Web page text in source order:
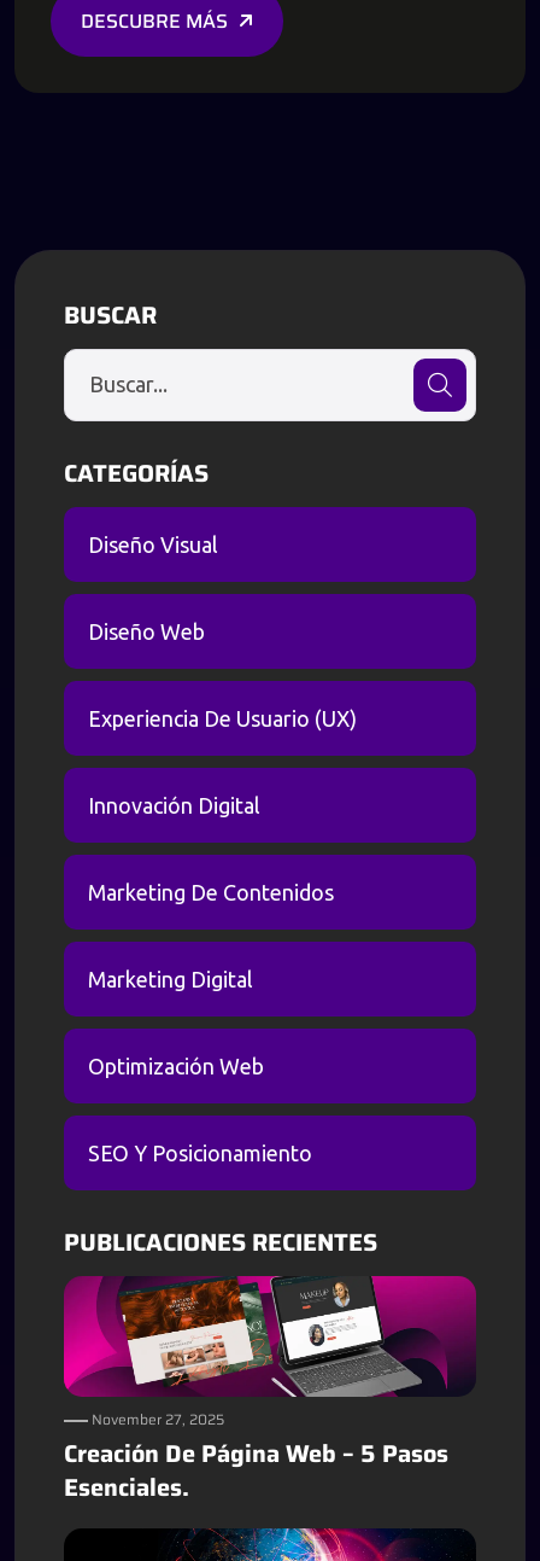
DESCUBRE MÁS
BUSCAR
CATEGORÍAS
Diseño Visual
Diseño Web
Experiencia De Usuario (UX)
Innovación Digital
Marketing De Contenidos
Marketing Digital
Optimización Web
SEO Y Posicionamiento
PUBLICACIONES RECIENTES
November 27, 2025
Creación De Página Web – 5 Pasos
Esenciales.